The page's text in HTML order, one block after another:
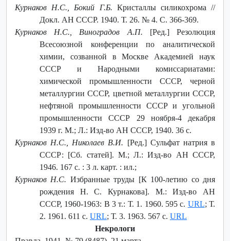
Курнаков Н.С., Бокий Г.Б. Кристаллы силикохрома //
Докл. АН СССР. 1940. Т. 26. № 4. С. 366-369.
Курнаков Н.С., Виноградов А.П. [Ред.] Резолюция
Всесоюзной конференции по аналитической
химии, созванной в Москве Академией наук
СССР и Народными комиссариатами:
химической промышленности СССР, черной
металлургии СССР, цветной металлургии СССР,
нефтяной промышленности СССР и угольной
промышленности СССР 29 ноября-4 декабря
1939 г. М.; Л.: Изд-во АН СССР, 1940. 36 с.
Курнаков Н.С., Николаев В.И. [Ред.] Сульфат натрия в
СССР: [Сб. статей]. М.; Л.: Изд-во АН СССР,
1946. 167 с. : 3 л. карт. : ил.;
Курнаков Н.С. Избранные труды [К 100-летию со дня
рождения Н. С. Курнакова]. М.: Изд-во АН
СССР, 1960-1963: В 3 т.: Т. 1. 1960. 595 с. URL; Т.
2. 1961. 611 с. URL; Т. 3. 1963. 567 с. URL
Некрологи